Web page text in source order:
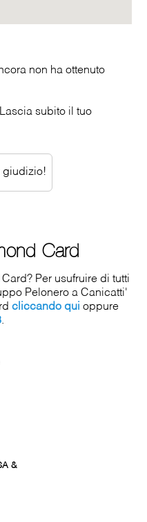
non ha ottenuto
subito il tuo
Card
Per usufruire di tutti
Pelonero a Canicatti'
cliccando qui oppure
.
&